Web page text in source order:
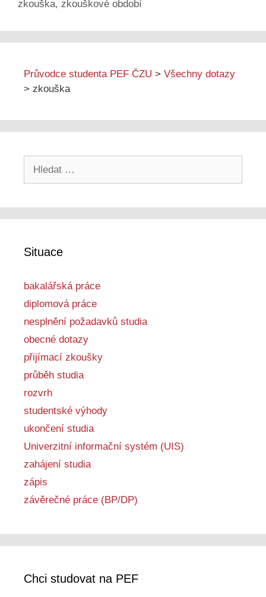
zkouška, zkouškové období
Průvodce studenta PEF ČZU > Všechny dotazy
> zkouška
Situace
bakalářská práce
diplomová práce
nesplnění požadavků studia
obecné dotazy
přijímací zkoušky
průběh studia
rozvrh
studentské výhody
ukončení studia
Univerzitní informační systém (UIS)
zahájení studia
zápis
závěrečné práce (BP/DP)
Chci studovat na PEF